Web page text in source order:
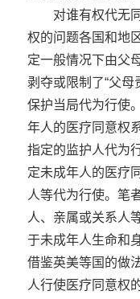
对谁有权代无同
权的问题各国和地
定一般情况下由父
剥夺或限制了“父母
保护当局代为行使
年人的医疗同意权
指定的监护人代为
定未成年人的医疗
人等代为行使。笔
人、亲属或关系人
于未成年人生命和
借鉴英美等国的做
人行使医疗同意权